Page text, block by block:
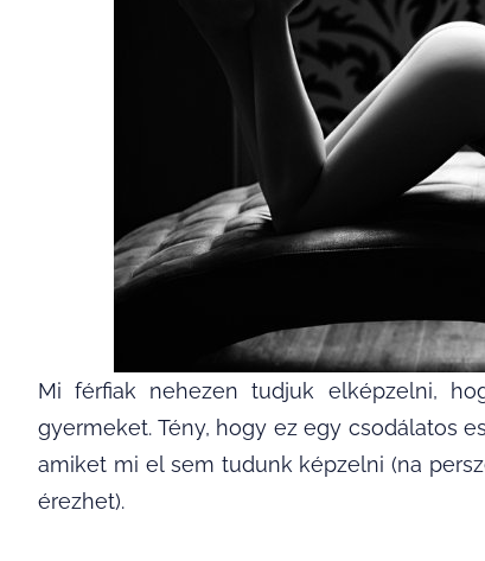
Mi férfiak nehezen tudjuk elképzelni,
gyermeket. Tény, hogy ez egy csodálatos
amiket mi el sem tudunk képzelni (na
érezhet).